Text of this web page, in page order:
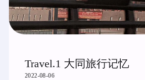
Travel.1 大同旅行记忆
2022-08-06